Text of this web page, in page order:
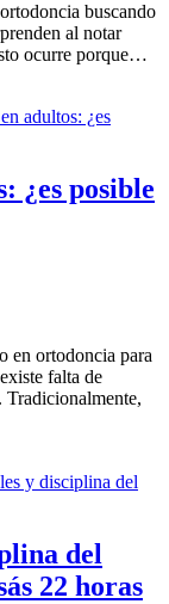
buscando
al notar
ocurre porque…
¿es posible
en ortodoncia para
falta de
Tradicionalmente,
del
22 horas